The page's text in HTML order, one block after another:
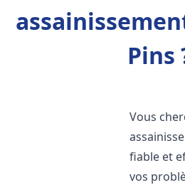
Pins
Vous
fiable et
vos